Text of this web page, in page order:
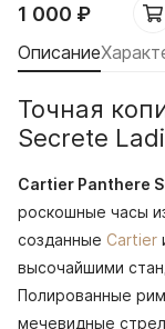
1 000 ₽
Описание
Точная
Secrete
Cartier Panthere
роскошные часы
созданные Cartier
высочайшими
Полированные
мечевидные